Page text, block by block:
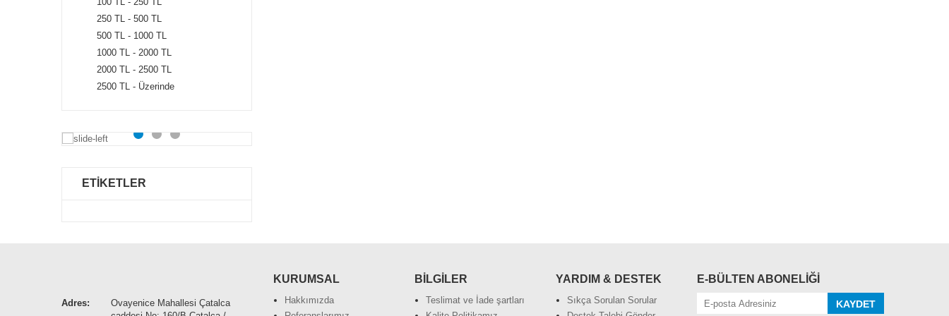
250 TL - 500 TL
500 TL - 1000 TL
1000 TL - 2000 TL
2000 TL - 2500 TL
2500 TL - Üzerinde
ETİKETLER
Adres:
Ovayenice Mahallesi Çatalca
KURUMSAL
Hakkımızda
BİLGİLER
Teslimat ve İade şartları
YARDIM & DESTEK
Sıkça Sorulan Sorular
E-BÜLTEN ABONELİĞİ
KAYDET